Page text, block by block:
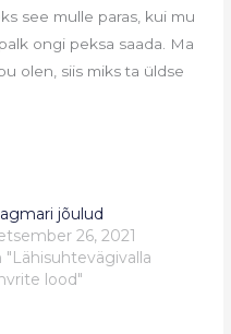
see mulle paras, kui mu
ongi peksa saada. Ma
olen, siis miks ta üldse
jõulud
26, 2021
"Lähisuhtevägivalla
lood"